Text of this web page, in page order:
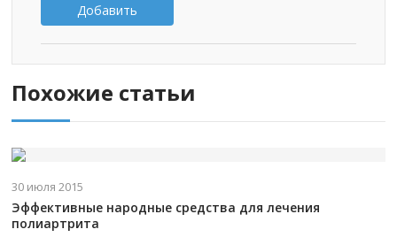
Добавить
Похожие статьи
30 июля 2015
Эффективные народные средства для лечения
полиартрита